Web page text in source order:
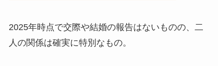
2025年時点で交際や結婚の報告はないものの、二
人の関係は確実に特別なもの。